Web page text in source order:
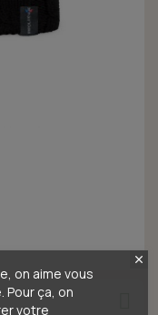
on aime vous
Pour ça, on
votre